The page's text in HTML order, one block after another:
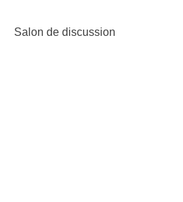
Salon de discussion